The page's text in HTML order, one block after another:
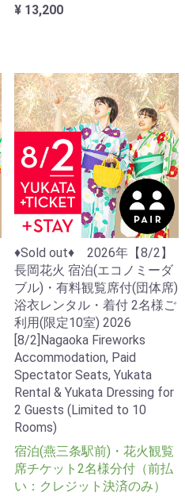
¥ 13,200
♦Sold out♦ 2026年【8/2】
長岡花火 宿泊(エコノミーダ
ブル)・有料観覧席付(団体席)
浴衣レンタル・着付 2名様ご
利用(限定10室) 2026
[8/2]Nagaoka Fireworks
Accommodation, Paid
Spectator Seats, Yukata
Rental & Yukata Dressing for
2 Guests (Limited to 10
Rooms)
宿泊(燕三条駅前)・花火観覧
席チケット2名様分付（前払
い：クレジット決済のみ）